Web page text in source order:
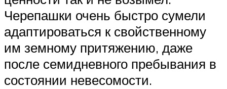
Черепашки очень быстро сумели
адаптироваться к свойственному
им земному притяжению, даже
после семидневного пребывания в
состоянии невесомости.